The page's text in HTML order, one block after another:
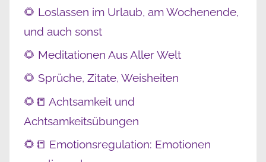
🌻 Loslassen im Urlaub, am Wochenende,
und auch sonst
🌻 Meditationen Aus Aller Welt
🌻 Sprüche, Zitate, Weisheiten
🌻📒 Achtsamkeit und
Achtsamkeitsübungen
🌻📒 Emotionsregulation: Emotionen